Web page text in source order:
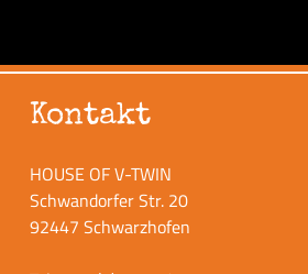
Kontakt
HOUSE OF V-TWIN
Schwandorfer Str. 20
92447 Schwarzhofen